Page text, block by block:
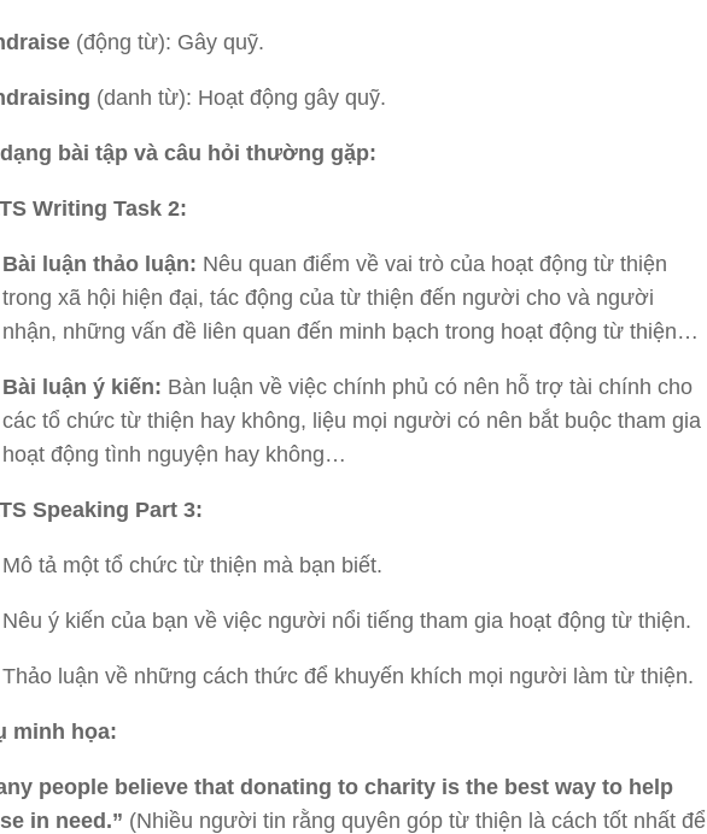
(động từ): Gây quỹ.
(danh từ): Hoạt động gây quỹ.
bài tập và câu hỏi thường gặp:
Writing Task 2:
Bài luận thảo luận: Nêu quan điểm về vai trò của hoạt động từ thiện
trong xã hội hiện đại, tác động của từ thiện đến người cho và người
nhận, những vấn đề liên quan đến minh bạch trong hoạt động từ thiện…
Bài luận ý kiến: Bàn luận về việc chính phủ có nên hỗ trợ tài chính cho
các tổ chức từ thiện hay không, liệu mọi người có nên bắt buộc tham gia
hoạt động tình nguyện hay không…
Speaking Part 3:
Mô tả một tổ chức từ thiện mà bạn biết.
Nêu ý kiến ​​của bạn về việc người nổi tiếng tham gia hoạt động từ thiện.
Thảo luận về những cách thức để khuyến khích mọi người làm từ thiện.
minh họa:
people believe that donating to charity is the best way to help
in need.” (Nhiều người tin rằng quyên góp từ thiện là cách tốt nhất để